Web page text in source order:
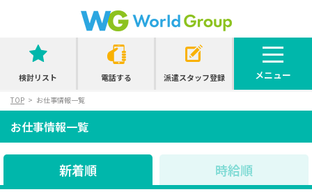
検討リスト 電話する 派遣スタッフ登録 メニュー
TOP お仕事情報一覧
お仕事情報一覧
新着順 時給順